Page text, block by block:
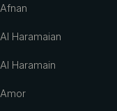
Afnan
Al Haramaian
Al Haramain
Amor